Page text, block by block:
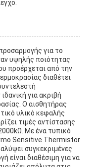
για το
υψηλής ποιότητας
προέρχεται από την
διαθέτει
για ακριβή
Ο αισθητήρας
υλικό κεφαλής
τιμές αντίστασης
Με ένα τυπικό
Sensitive Thermistor
συγκεκριμένες
είναι διαθέσιμη για να